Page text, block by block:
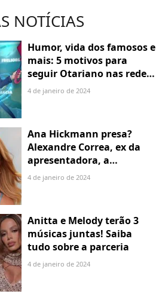
NOTÍCIAS
Humor, vida dos famosos e
mais: 5 motivos para
seguir Otariano nas redes
sociais
4 de janeiro de 2024
Ana Hickmann presa?
Alexandre Correa, ex da
apresentadora, a
denuncia por alienação
4 de janeiro de 2024
Anitta e Melody terão 3
músicas juntas! Saiba
tudo sobre a parceria
4 de janeiro de 2024